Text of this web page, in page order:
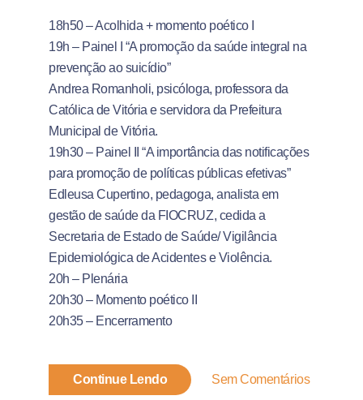
18h50 – Acolhida + momento poético I
19h – Painel I “A promoção da saúde integral na
prevenção ao suicídio”
Andrea Romanholi, psicóloga, professora da
Católica de Vitória e servidora da Prefeitura
Municipal de Vitória.
19h30 – Painel II “A importância das notificações
para promoção de políticas públicas efetivas”
Edleusa Cupertino, pedagoga, analista em
gestão de saúde da FIOCRUZ, cedida a
Secretaria de Estado de Saúde/ Vigilância
Epidemiológica de Acidentes e Violência.
20h – Plenária
20h30 – Momento poético II
20h35 – Encerramento
Continue Lendo Sem Comentários